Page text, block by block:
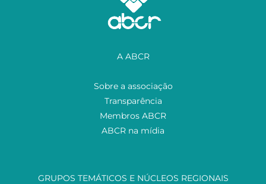
A ABCR
Sobre a associação
Transparência
Membros ABCR
ABCR na mídia
GRUPOS TEMÁTICOS E NÚCLEOS REGIONAIS